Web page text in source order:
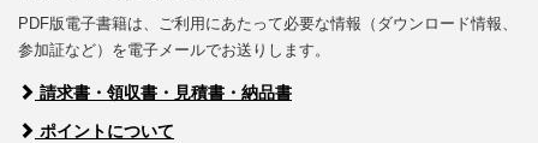
PDF版電子書籍は、ご利用にあたって必要な情報（ダウンロード情報、
参加証など）を電子メールでお送りします。
請求書・領収書・見積書・納品書
ポイントについて